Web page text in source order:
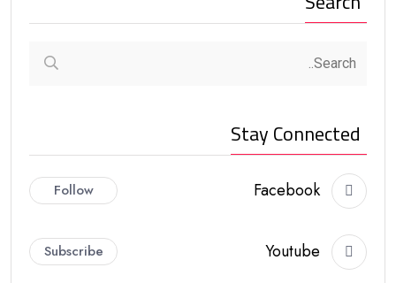
Stay Connected
Facebook
Follow
Youtube
Subscribe